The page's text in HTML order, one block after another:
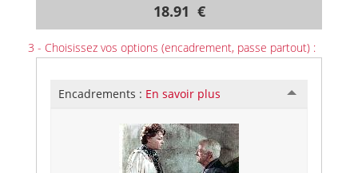
18.91 €
3 - Choisissez vos options (encadrement, passe partout) :
Encadrements : En savoir plus